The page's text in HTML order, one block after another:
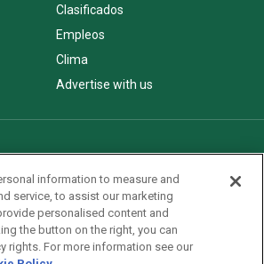
Clasificados
Empleos
Clima
Advertise with us
information to measure and
service, to assist our marketing
personalised content and
the button on the right, you can
rights. For more information see our